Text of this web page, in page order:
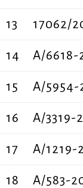
13 17062/
14 A/6618-
15 A/5954-
16 Α/3319-
17 Α/1219-
18 Α/583-